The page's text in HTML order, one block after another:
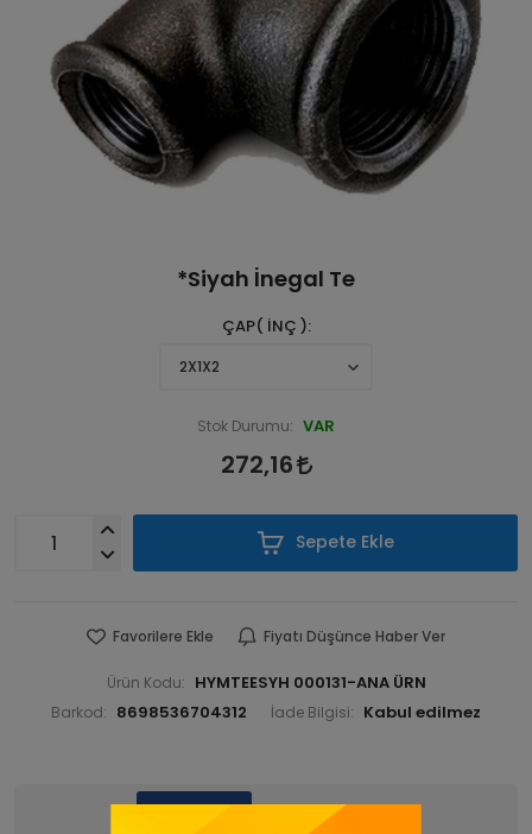
*Siyah İnegal Te
ÇAP( İNÇ )
Stok Durumu: VAR
272,16
Sepete Ekle
Favorilere Ekle Fiyatı Düşünce Haber Ver
Ürün Kodu: HYMTEESYH 000131-ANA ÜRN
Barkod: 8698536704312 İade Bilgisi:
Yorumlar